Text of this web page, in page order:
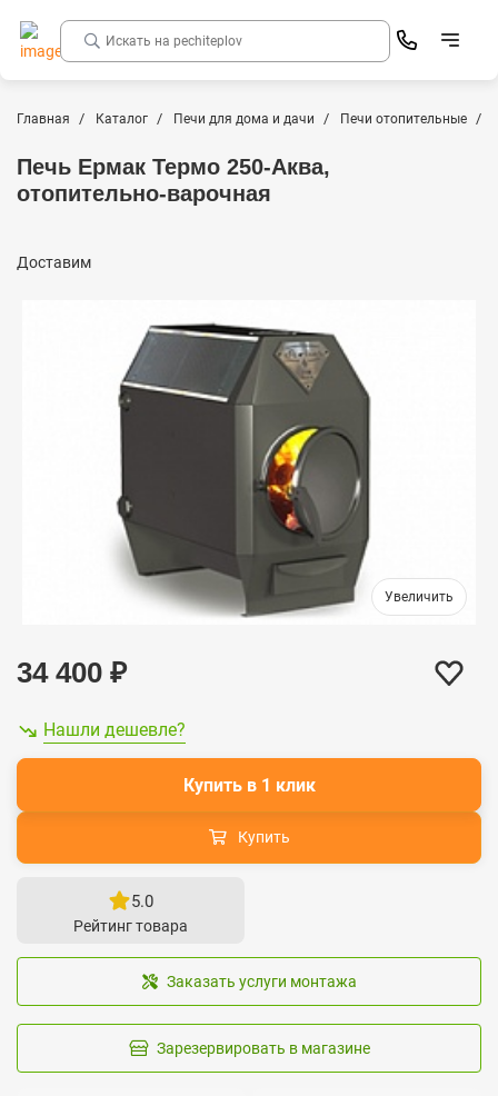
Главная Каталог Печи для дома и дачи Печи отопительные
Печь Ермак Термо 250-Аква,
отопительно-варочная
Доставим
34 400 ₽
Нашли дешевле?
Купить
Купить в 1 клик
5.0
Рейтинг товара
Заказать услуги монтажа
Зарезервировать в магазине